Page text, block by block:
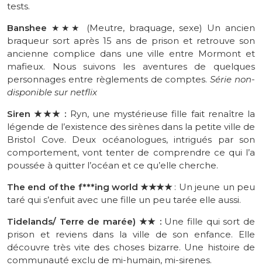
tests.
Banshee ★★★ (Meutre, braquage, sexe) Un ancien
braqueur sort après 15 ans de prison et retrouve son
ancienne complice dans une ville entre Mormont et
mafieux. Nous suivons les aventures de quelques
personnages entre règlements de comptes. Série non-
disponible surnetflix
Siren★★★ : Ryn, une mystérieuse fille fait renaître la
légende de l’existence des sirènes dans la petite ville de
Bristol Cove. Deux océanologues, intrigués par son
comportement, vont tenter de comprendre ce qui l’a
poussée à quitter l’océan et ce qu’elle cherche.
The end of the f***ing world ★★★★ : Un jeune un peu
taré qui s’enfuit avec une fille un peu tarée elle aussi.
Tidelands/ Terre de marée) ★★ :Une fille qui sort de
prison et reviens dans la ville de son enfance. Elle
découvre très vite des choses bizarre. Une histoire de
communauté exclu de mi-humain, mi-sirenes.